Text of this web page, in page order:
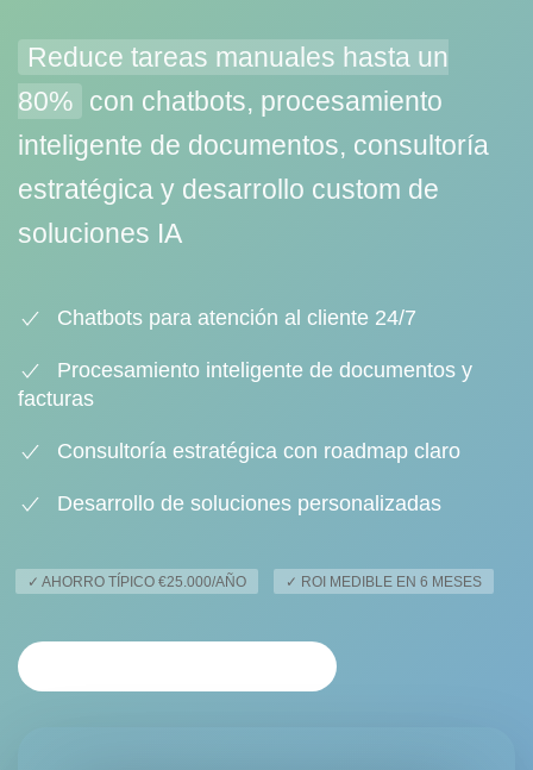
Reduce tareas manuales hasta un
80% con chatbots, procesamiento
inteligente de documentos, consultoría
estratégica y desarrollo custom de
soluciones IA
Chatbots para atención al cliente 24/7
Procesamiento inteligente de documentos y
facturas
Consultoría estratégica con roadmap claro
Desarrollo de soluciones personalizadas
✓ AHORRO TÍPICO €25.000/AÑO ✓ ROI MEDIBLE EN 6 MESES